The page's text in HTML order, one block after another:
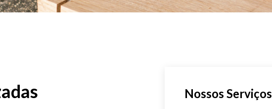
Nossos Serviços